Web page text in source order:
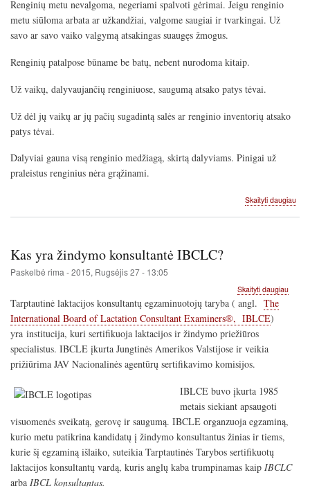
Renginių metu nevalgoma, negeriami spalvoti gėrimai. Jeigu renginio
metu siūloma arbata ar užkandžiai, valgome saugiai ir tvarkingai. Už
savo ar savo vaiko valgymą atsakingas suaugęs žmogus.
Renginių patalpose būname be batų, nebent nurodoma kitaip.
Už vaikų, dalyvaujančių renginiuose, saugumą atsako patys tėvai.
Už dėl jų vaikų ar jų pačių sugadintą salės ar renginio inventorių atsako
patys tėvai.
Dalyviai gauna visą renginio medžiagą, skirtą dalyviams. Pinigai už
praleistus renginius nėra grąžinami.
Skaityti daugiauapie
Kas yra žindymo konsultantė IBCLC?
Paskelbė rima -2015, Rugsėjis 27 - 13:05
Skaityti daugiauapie
Tarptautinė laktacijos konsultantų egzaminuotojų taryba ( angl. The
International Board of Lactation Consultant Examiners®, IBLCE)
yra institucija, kuri sertifikuoja laktacijos ir žindymo priežiūros
specialistus. IBCLE įkurta Jungtinės Amerikos Valstijose ir veikia
prižiūrima JAV Nacionalinės agentūrų sertifikavimo komisijos.
IBLCE buvo įkurta 1985
metais siekiant apsaugoti
visuomenės sveikatą, gerovę ir saugumą. IBCLE organzuoja egzaminą,
kurio metu patikrina kandidatų į žindymo konsultantus žinias ir tiems,
kurie šį egzaminą išlaiko, suteikia Tarptautinės Tarybos sertifikuotų
laktacijos konsultantų vardą, kuris anglų kaba trumpinamas kaip IBCLC
arba IBCL konsultantas.